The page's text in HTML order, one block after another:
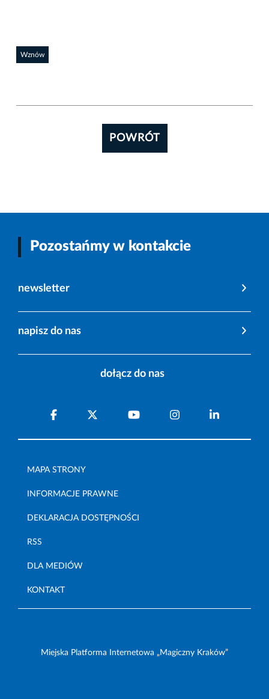
Wznów
POWRÓT
Pozostańmy w kontakcie
newsletter
napisz do nas
dołącz do nas
MAPA STRONY
INFORMACJE PRAWNE
DEKLARACJA DOSTĘPNOŚCI
RSS
DLA MEDIÓW
KONTAKT
Miejska Platforma Internetowa „Magiczny Kraków”